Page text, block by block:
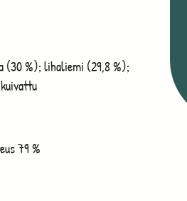
(30 %); lihaliemi (29,8 %);
79 %